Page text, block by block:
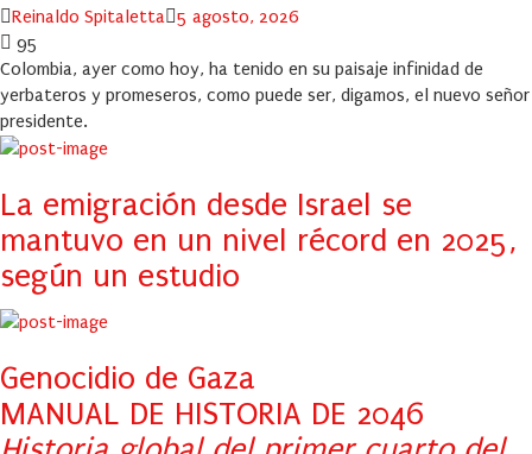
Author
Reinaldo Spitaletta Posted
5 agosto, 2026
95
Colombia, ayer como hoy, ha tenido en su paisaje infinidad de
yerbateros y promeseros, como puede ser, digamos, el nuevo señor
presidente.
La emigración desde Israel se
mantuvo en un nivel récord en 2025,
según un estudio
Genocidio de Gaza
MANUAL DE HISTORIA DE 2046